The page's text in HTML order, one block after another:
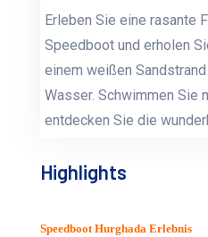
Erleben Sie eine rasante
Speedboot und erholen
einem weißen
Wasser. Schwimmen Sie
entdecken Sie die
Highlights
Speedboot Hurghada Erlebnis